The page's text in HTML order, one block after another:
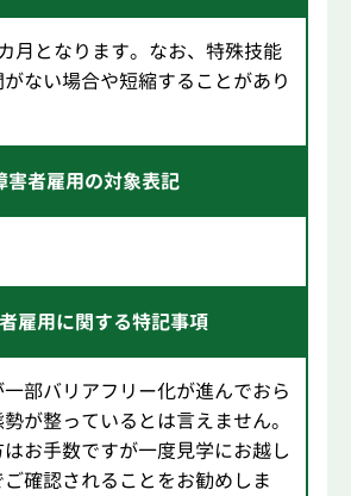
月となります。なお、特殊技能
ない場合や短縮することがあり
害者雇用の対象表記
雇用に関する特記事項
部バリアフリー化が進んでおら
が整っているとは言えません。
お手数ですが一度見学にお越し
確認されることをお勧めしま